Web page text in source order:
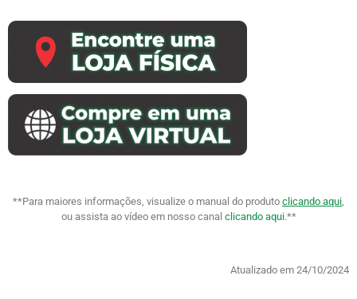
**Para maiores informações, visualize o manual do produto clicando aqui
ou assista ao vídeo em nosso canal clicando aqui.**
Atualizado em 24/10/2024